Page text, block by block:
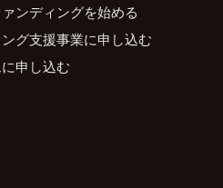
ンディングを始める
グ支援事業に申し込む
申し込む